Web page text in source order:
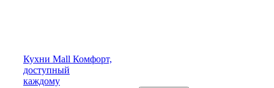
Кухни Mall Комфорт,
доступный
каждому